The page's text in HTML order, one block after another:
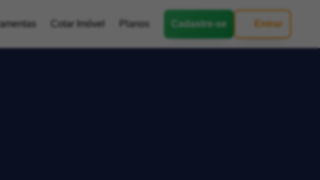
Cotar Imóvel Planos Cadastre-se Entrar